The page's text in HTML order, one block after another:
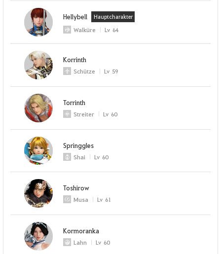
Hellybell Hauptcharakter
Walküre Lv 64
Korrinth
Schütze Lv 59
Torrinth
Streiter Lv 60
Springgles
Shai Lv 60
Toshirow
Musa Lv 61
Kormoranka
Lahn Lv 60